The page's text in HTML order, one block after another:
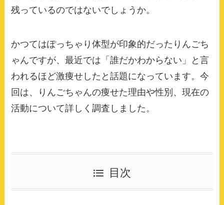
残っているのではないでしょうか。
かつてはぽっちゃり体型が印象的だったりんごち
ゃんですが、最近では「誰だかわからない」と言
われるほど激痩せしたと話題になっています。今
回は、りんごちゃんの痩せた理由や性別、現在の
活動について詳しく調査しました。
目次